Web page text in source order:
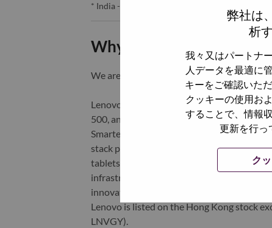
弊社は
析
我々又はパートナ
人データを最適に
キーをご確認いただ
クッキーの使用お
することで、情報
更新を行っ
ク
* India - Karnātaka - BANGALORE
Why Work at Lenovo
We are Lenovo. We do what we say. We
Lenovo is a US$83 billion revenue global
500, and serving millions of customers
Smarter Technology for All, Lenovo has
stack portfolio of AI-enabled, AI-ready,
tablets), infrastructure (server, storage,
infrastructure), software, solutions, and
innovation is building a more equitable,
Lenovo is listed on the Hong Kong stock
LNVGY).